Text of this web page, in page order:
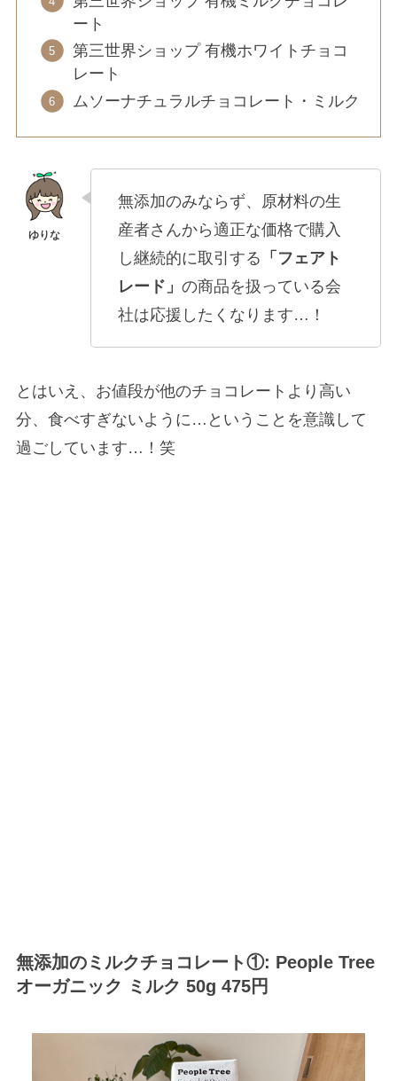
ート
第三世界ショップ 有機ホワイトチョコ
レート
ムソーナチュラルチョコレート・ミルク
無添加のみならず、原材料の生
産者さんから適正な価格で購入
し継続的に取引する 「フェアト
レード」 の商品を扱っている会
社は応援したくなります…！
とはいえ、お値段が他のチョコレートより高い
分、食べすぎないように…ということを意識して
過ごしています…！笑
無添加のミルクチョコレート①: People Tree
オーガニック ミルク 50g 475円